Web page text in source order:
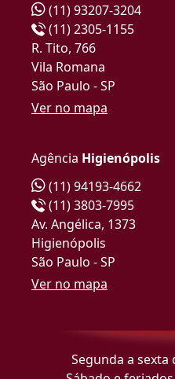
(11) 93207-3204
(11) 2305-1155
R. Tito, 766
Vila Romana
São Paulo - SP
Ver no mapa
Agência Higienópolis
(11) 94193-4662
(11) 3803-7995
Av. Angélica, 1373
Higienópolis
São Paulo - SP
Ver no mapa
Segunda a sexta